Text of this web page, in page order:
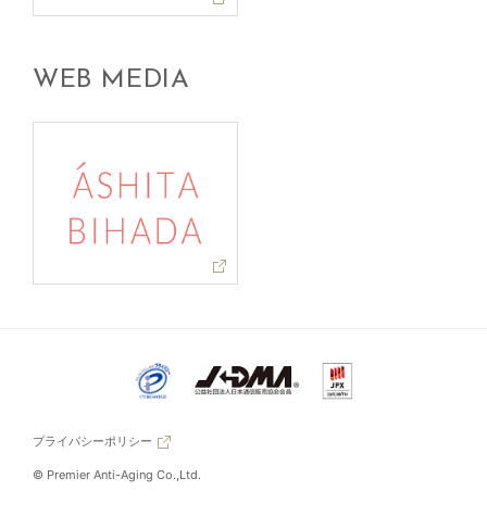
WEB MEDIA
プライバシーポリシー
© Premier Anti-Aging Co.,Ltd.